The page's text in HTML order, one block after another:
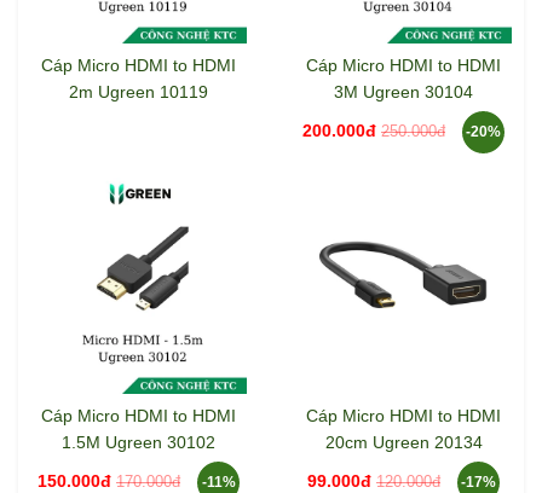
Cáp Micro HDMI to HDMI
2m Ugreen 10119
Cáp Micro HDMI to HDMI
3M Ugreen 30104
200.000đ 250.000đ -20%
Cáp Micro HDMI to HDMI
1.5M Ugreen 30102
150.000đ 170.000đ -11%
Cáp Micro HDMI to HDMI
20cm Ugreen 20134
99.000đ 120.000đ -17%